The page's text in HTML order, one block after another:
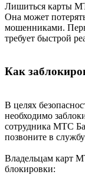
Лишиться карты
Она может
мошенниками.
требует быстрой
Как
В целях
необходимо
сотрудника МТС
позвоните в
Владельцам карт
блокировки: